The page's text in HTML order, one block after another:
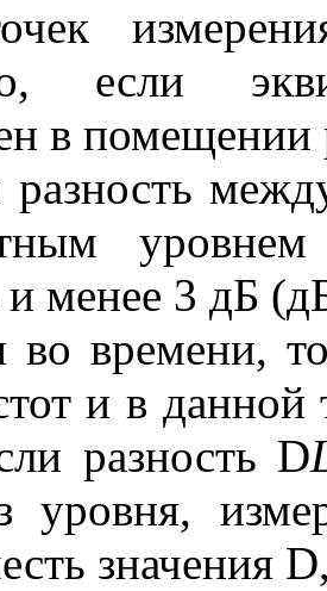
если
в
разность
и менее 3 дБ
во времени,
и в
разность D
уровня,
значения D